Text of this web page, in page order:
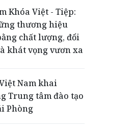
Khóa Việt - Tiệp:
thương hiệu
chất lượng, đổi
khát vọng vươn xa
Nam khai
Trung tâm đào tạo
Phòng